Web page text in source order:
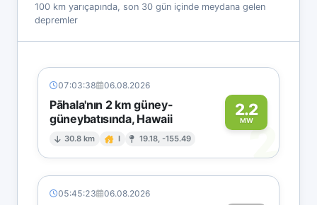
100 km yarıçapında, son 30 gün içinde meydana gelen
depremler
07:03:38 06.08.2026
Pāhala'nın 2 km güney-
güneybatısında, Hawaii
30.8 km I 19.18, -155.49
2.2
MW2
05:45:23 06.08.2026